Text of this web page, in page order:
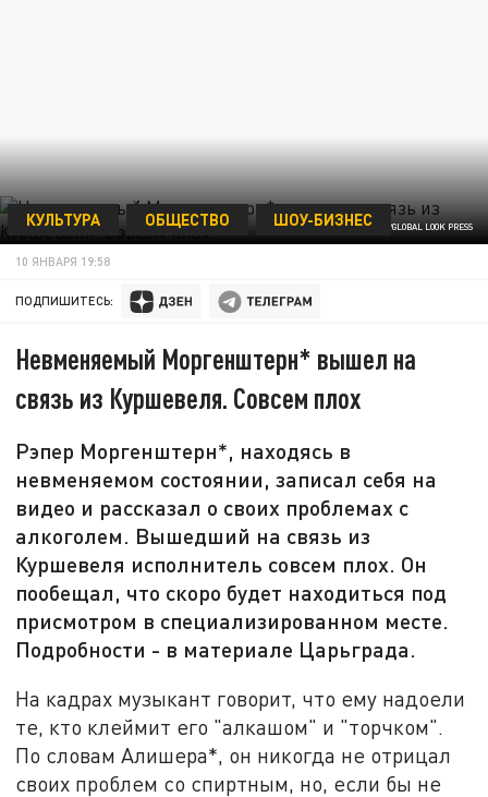
ФОТО: ПАВЕЛ КАШАЕВ/GLOBAL LOOK PRESS
КУЛЬТУРА ОБЩЕСТВО ШОУ-БИЗНЕС
10 ЯНВАРЯ 19:58
ПОДПИШИТЕСЬ:
Невменяемый Моргенштерн* вышел на
связь из Куршевеля. Совсем плох
Рэпер Моргенштерн*, находясь в
невменяемом состоянии, записал себя на
видео и рассказал о своих проблемах с
алкоголем. Вышедший на связь из
Куршевеля исполнитель совсем плох. Он
пообещал, что скоро будет находиться под
присмотром в специализированном месте.
Подробности - в материале Царьграда.
На кадрах музыкант говорит, что ему надоели
те, кто клеймит его "алкашом" и "торчком".
По словам Алишера*, он никогда не отрицал
своих проблем со спиртным, но, если бы не